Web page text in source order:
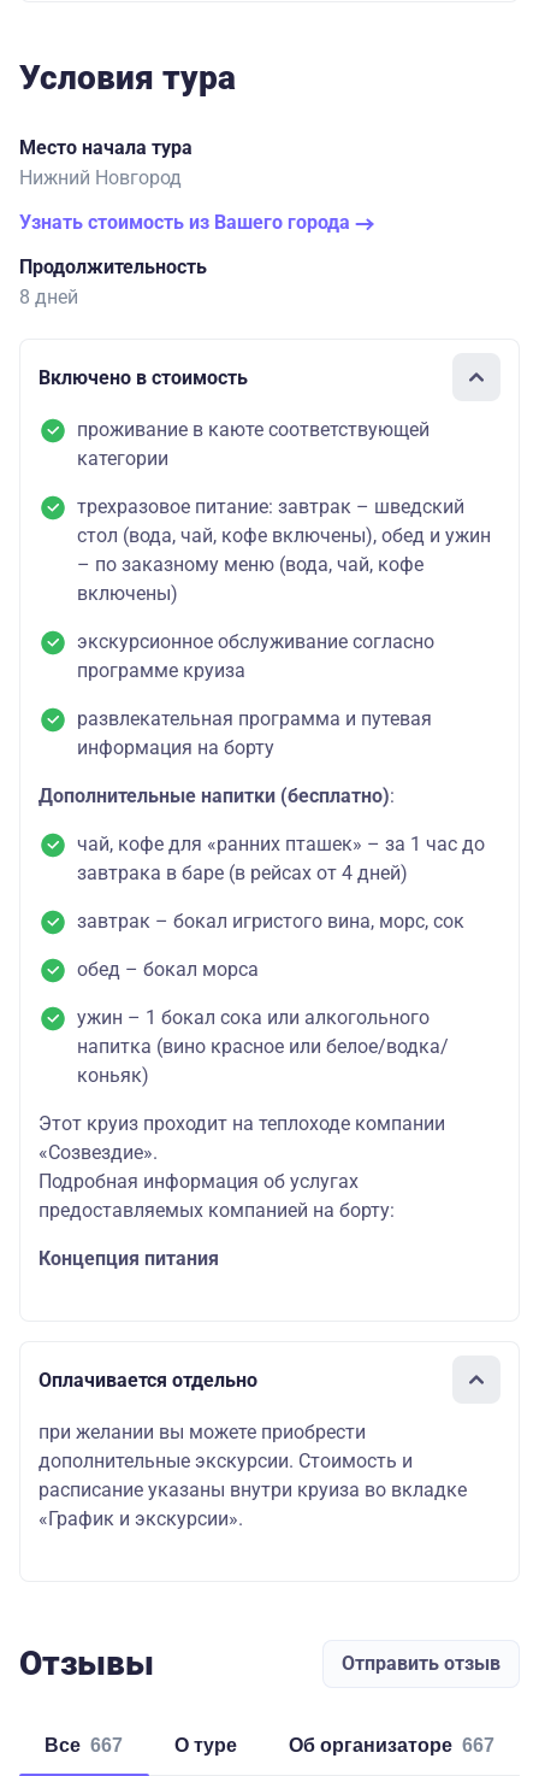
Условия тура
Место начала тура
Нижний Новгород
Узнать стоимость из Вашего города
Продолжительность
8 дней
Включено в стоимость
проживание в каюте соответствующей
категории
трехразовое питание: завтрак – шведский
стол (вода, чай, кофе включены), обед и ужин
– по заказному меню (вода, чай, кофе
включены)
экскурсионное обслуживание согласно
программе круиза
развлекательная программа и путевая
информация на борту
Дополнительные напитки (бесплатно):
чай, кофе для «ранних пташек» – за 1 час до
завтрака в баре (в рейсах от 4 дней)
завтрак – бокал игристого вина, морс, сок
обед – бокал морса
ужин – 1 бокал сока или алкогольного
напитка (вино красное или белое/водка/
коньяк)
Этот круиз проходит на теплоходе компании
«Созвездие».
Подробная информация об услугах
предоставляемых компанией на борту:
Концепция питания
Оплачивается отдельно
при желании вы можете приобрести
дополнительные экскурсии. Стоимость и
расписание указаны внутри круиза во вкладке
«График и экскурсии».
Отзывы Отправить отзыв
Все 667 о туре об организаторе 667